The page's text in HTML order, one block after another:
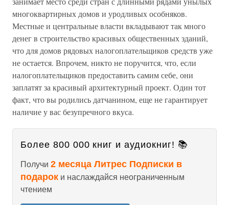
многоквартирных домов и уродливых особняков.
Местные и центральные власти вкладывают так много
денег в строительство красивых общественных зданий,
что для домов рядовых налогоплательщиков средств уже
не остается. Впрочем, никто не поручится, что, если
налогоплательщиков предоставить самим себе, они
заплатят за красивый архитектурный проект. Один тот
факт, что вы родились датчанином, еще не гарантирует
наличие у вас безупречного вкуса.
Более 800 000 книг и аудиокниг! 📚
Получи 2 месяца Литрес Подписки в
подарок и наслаждайся неограниченным
чтением